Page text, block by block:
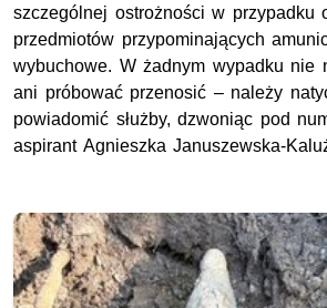
szczególnej ostrożności w przypadku
przedmiotów przypominających
wybuchowe. W żadnym wypadku nie
ani próbować przenosić – należy
powiadomić służby, dzwoniąc pod
aspirant Agnieszka Januszewska-